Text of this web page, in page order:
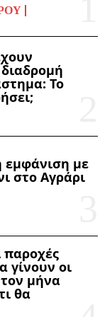
Το
εμφάνιση με
στο Αγράρι
παροχές
γίνουν οι
μήνα
θα